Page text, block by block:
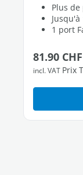
Plus
1 port
Prix
81.90 CHF
incl. VAT Prix